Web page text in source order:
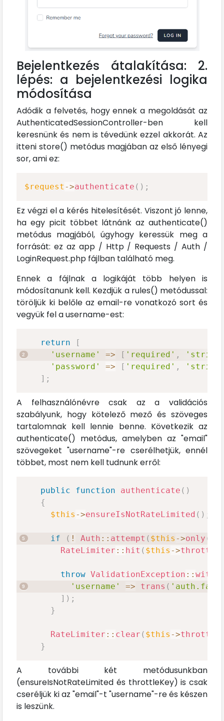
Bejelentkezés átalakítása: 2.
lépés: a bejelentkezési logika
módosítása
Adódik a felvetés, hogy ennek a megoldását az
AuthenticatedSessionController-ben kell
keresnünk és nem is tévedünk ezzel akkorát. Az
itteni store() metódus magjában az első lényegi
sor, ami ez:
$request ->authenticate ( ) ;
Ez végzi el a kérés hitelesítését. Viszont jó lenne,
ha egy picit többet látnánk az authenticate()
metódus magjából, úgyhogy keressük meg a
forrását: ez az app / Http / Requests / Auth /
LoginRequest.php fájlban található meg.
Ennek a fájlnak a logikáját több helyen is
módosítanunk kell. Kezdjük a rules() metódussal:
töröljük ki belőle az email-re vonatkozó sort és
vegyük fel a username-est:
return
[
'username'
=> [ 'required' ,
'password'
=> [ 'required' ,
] ;
A felhasználónévre csak az a validációs
szabályunk, hogy kötelező mező és szöveges
tartalomnak kell lennie benne. Következik az
authenticate() metódus, amelyben az "email"
szövegeket "username"-re cserélhetjük, ennél
többet, most nem kell tudnunk erről:
public function authenticate ( )
{
$this ->ensureIsNotRateLimited ( )
if ( ! Auth :: attempt ( $this ->only (
RateLimiter :: hit ( $this ->
throw ValidationException ::
'username'
=> trans (
] ) ;
}
RateLimiter :: clear ( $this ->
}
A további két metódusunkban
(ensureIsNotRateLimited és throttleKey) is csak
cseréljük ki az "email"-t "username"-re és készen
is leszünk.